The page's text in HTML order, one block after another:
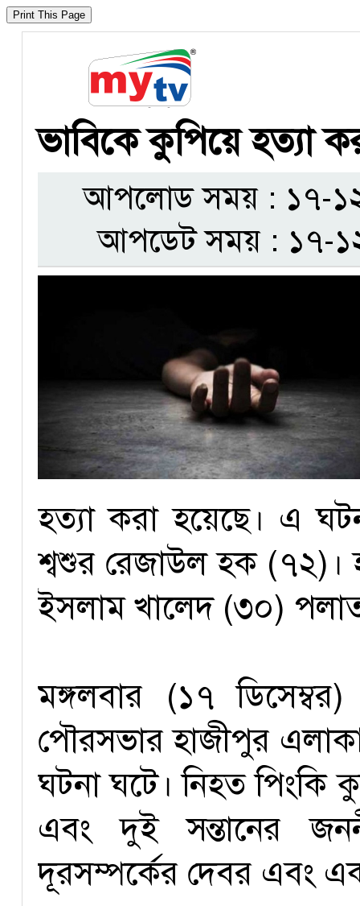
ভাবিকে কুপিয়ে হত্যা
আপলোড সময় : ১৭-
আপডেট সময় : ১৭-
হত্যা করা হয়েছে। এ
শ্বশুর রেজাউল হক (৭২)।
ইসলাম খালেদ (৩০)
মঙ্গলবার (১৭
পৌরসভার হাজীপুর
ঘটনা ঘটে। নিহত পিংকি
এবং দুই সন্তানের
দূরসম্পর্কের দেবর এবং